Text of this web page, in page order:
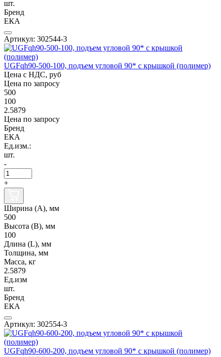
шт.
Бренд
ЕКА
Артикул: 302544-3
UGFqh90-500-100, подъем угловой 90* с крышкой (полимер)
Цена с НДС, руб
Цена по запросу
500
100
2.5879
Цена по запросу
Бренд
ЕКА
Ед.изм.:
шт.
-
+
Ширина (А), мм
500
Высота (В), мм
100
Длина (L), мм
Толщина, мм
Масса, кг
2.5879
Ед.изм
шт.
Бренд
ЕКА
Артикул: 302554-3
UGFqh90-600-200, подъем угловой 90* с крышкой (полимер)